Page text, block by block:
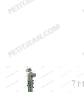
MAGIC Head-Weight
Accessoires de pêche